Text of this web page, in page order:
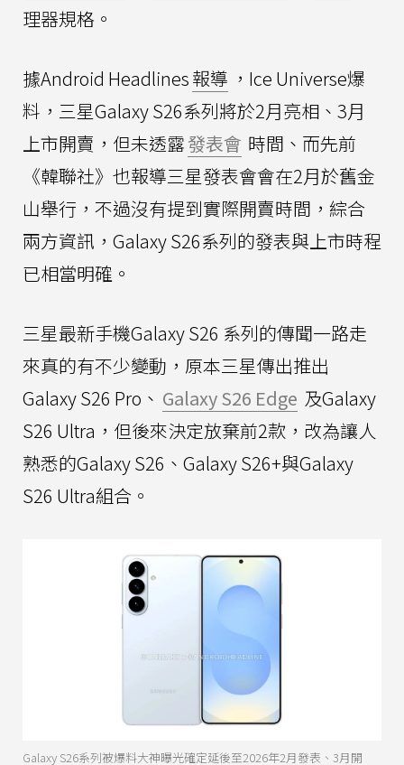
理器規格。
據Android Headlines報導 ，Ice Universe爆
料，三星Galaxy S26系列將於2月亮相、3月
上市開賣，但未透露發表會 時間、而先前
《韓聯社》也報導三星發表會會在2月於舊金
山舉行，不過沒有提到實際開賣時間，綜合
兩方資訊，Galaxy S26系列的發表與上市時程
已相當明確。
三星最新手機Galaxy S26 系列的傳聞一路走
來真的有不少變動，原本三星傳出推出
Galaxy S26 Pro、 Galaxy S26 Edge 及Galaxy
S26 Ultra，但後來決定放棄前2款，改為讓人
熟悉的Galaxy S26、Galaxy S26+與Galaxy
S26 Ultra組合。
Galaxy S26系列被爆料大神曝光確定延後至2026年2月發表、3月開